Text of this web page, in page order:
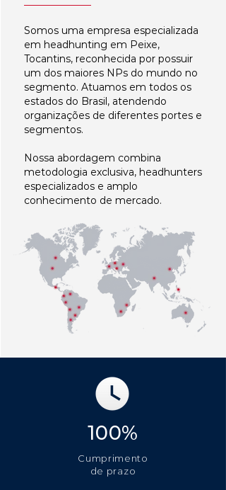
Somos uma empresa especializada
em headhunting em Peixe,
Tocantins, reconhecida por possuir
um dos maiores NPs do mundo no
segmento. Atuamos em todos os
estados do Brasil, atendendo
organizações de diferentes portes e
segmentos.
Nossa abordagem combina
metodologia exclusiva, headhunters
especializados e amplo
conhecimento de mercado.
100%
Cumprimento
de prazo